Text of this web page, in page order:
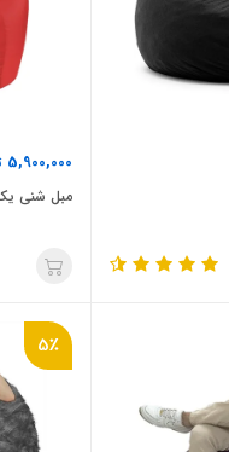
5,900,000
مبل شنی
5٪